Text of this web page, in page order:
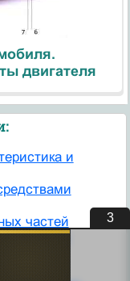
двигателя
и
частей
2